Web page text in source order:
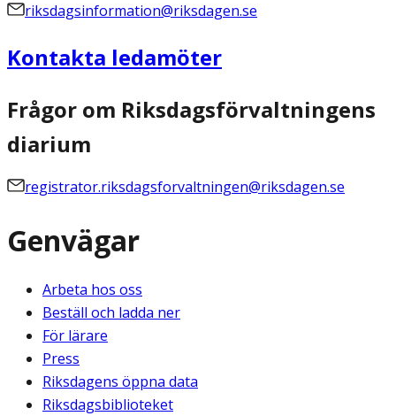
riksdagsinformation@riksdagen.se
Kontakta ledamöter
Frågor om Riksdagsförvaltningens
diarium
registrator.riksdagsforvaltningen@riksdagen.se
Genvägar
Arbeta hos oss
Beställ och ladda ner
För lärare
Press
Riksdagens öppna data
Riksdagsbiblioteket